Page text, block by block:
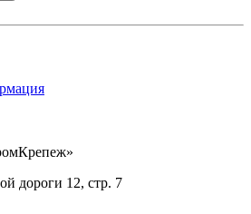
дороги 12, стр. 7